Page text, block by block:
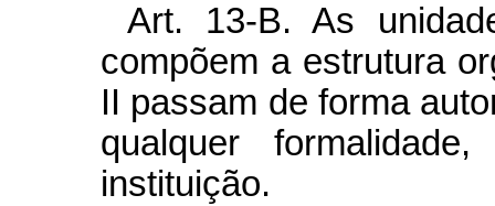
Art. 13-B. As
compõem a estrutura
II passam de forma
qualquer
instituição.